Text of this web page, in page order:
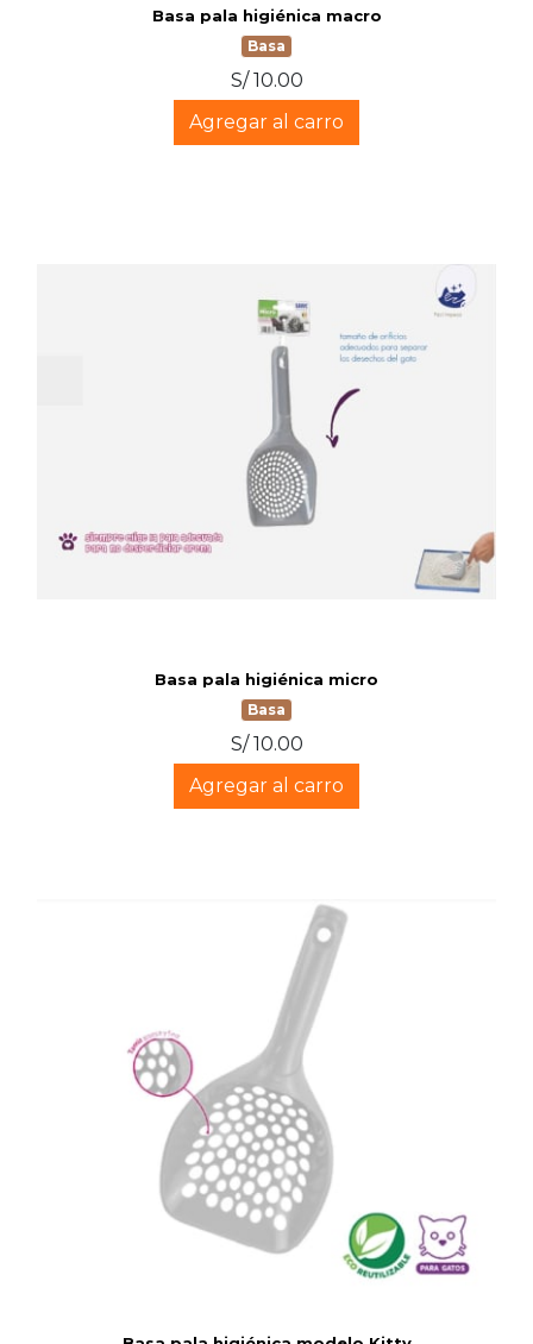
Basa pala higiénica macro
Basa
S/ 10.00
Agregar al carro
Basa pala higiénica micro
Basa
S/ 10.00
Agregar al carro